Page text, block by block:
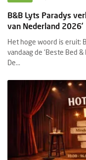
B&B Lyts Paradys
van Nederland 2026’
Het hoge woord is eruit:
vandaag de ‘Beste Bed
De...